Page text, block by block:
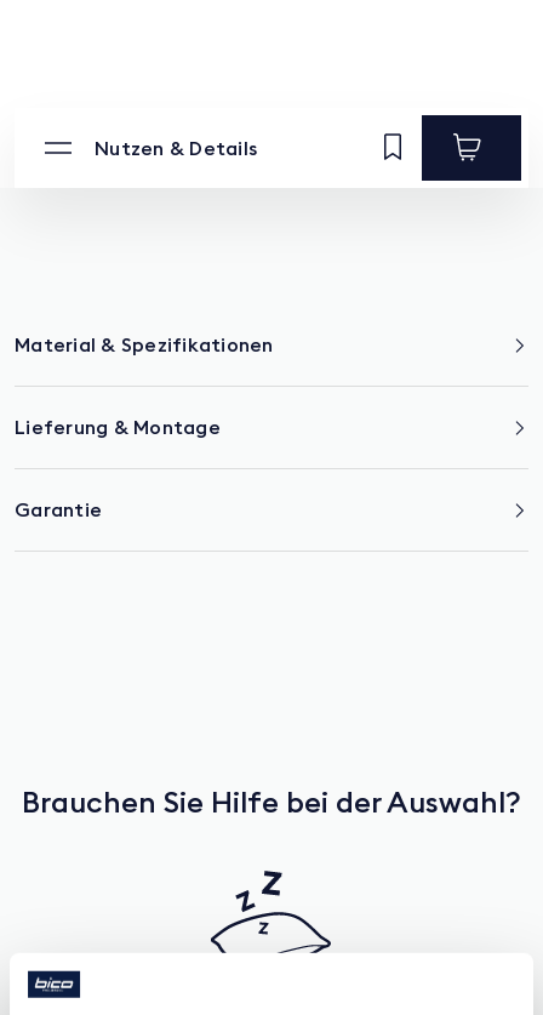
Nutzen & Details
Material & Spezifikationen
Lieferung & Montage
Garantie
Brauchen Sie Hilfe bei der Auswahl?